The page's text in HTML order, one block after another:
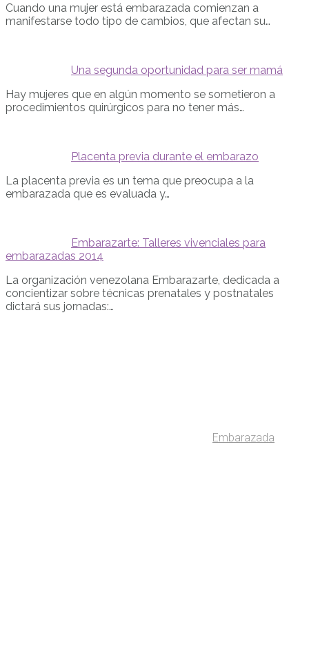
Cuando una mujer está embarazada comienzan a
manifestarse todo tipo de cambios, que afectan su…
Una segunda oportunidad para ser mamá
Hay mujeres que en algún momento se sometieron a
procedimientos quirúrgicos para no tener más…
Placenta previa durante el embarazo
La placenta previa es un tema que preocupa a la
embarazada que es evaluada y…
Embarazarte: Talleres vivenciales para
embarazadas 2014
La organización venezolana Embarazarte, dedicada a
concientizar sobre técnicas prenatales y postnatales
dictará sus jornadas:…
Embarazada